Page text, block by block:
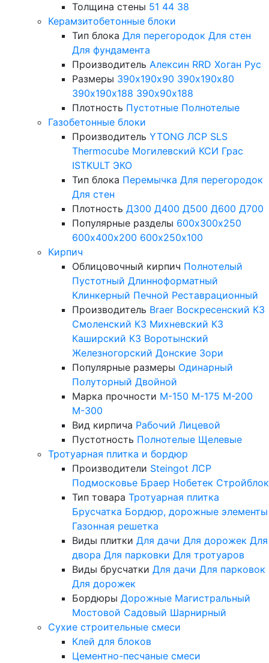
Толщина стены 51 44 38
Керамзитобетонные блоки
Тип блока Для перегородок Для стен
Для фундамента
Производитель Алексин RRD Хоган Рус
Размеры 390х190х90 390х190х80
390х190х188 390х90х188
Плотность Пустотные Полнотелые
Газобетонные блоки
Производитель YTONG ЛСР SLS
Thermocube Могилевский КСИ Грас
ISTKULT ЭКО
Тип блока Перемычка Для перегородок
Для стен
Плотность Д300 Д400 Д500 Д600 Д700
Популярные разделы 600х300х250
600х400х200 600х250х100
Кирпич
Облицовочный кирпич Полнотелый
Пустотный Длинноформатный
Клинкерный Печной Реставрационный
Производитель Braer Воскресенский КЗ
Смоленский КЗ Михневский КЗ
Каширский КЗ Воротынский
Железногорский Донские Зори
Популярные размеры Одинарный
Полуторный Двойной
Марка прочности М-150 М-175 М-200
М-300
Вид кирпича Рабочий Лицевой
Пустотность Полнотелые Щелевые
Тротуарная плитка и бордюр
Производители Steingot ЛСР
Подмосковье Браер Нобетек Стройблок
Тип товара Тротуарная плитка
Брусчатка Бордюр, дорожные элементы
Газонная решетка
Виды плитки Для дачи Для дорожек Для
двора Для парковки Для тротуаров
Виды брусчатки Для дачи Для парковок
Для дорожек
Бордюры Дорожные Магистральный
Мостовой Садовый Шарнирный
Сухие строительные смеси
Клей для блоков
Цементно-песчаные смеси